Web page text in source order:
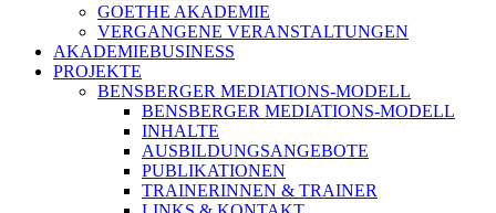
GOETHE AKADEMIE
VERGANGENE VERANSTALTUNGEN
AKADEMIEBUSINESS
PROJEKTE
BENSBERGER MEDIATIONS-MODELL
BENSBERGER MEDIATIONS-MODELL
INHALTE
AUSBILDUNGSANGEBOTE
PUBLIKATIONEN
TRAINERINNEN & TRAINER